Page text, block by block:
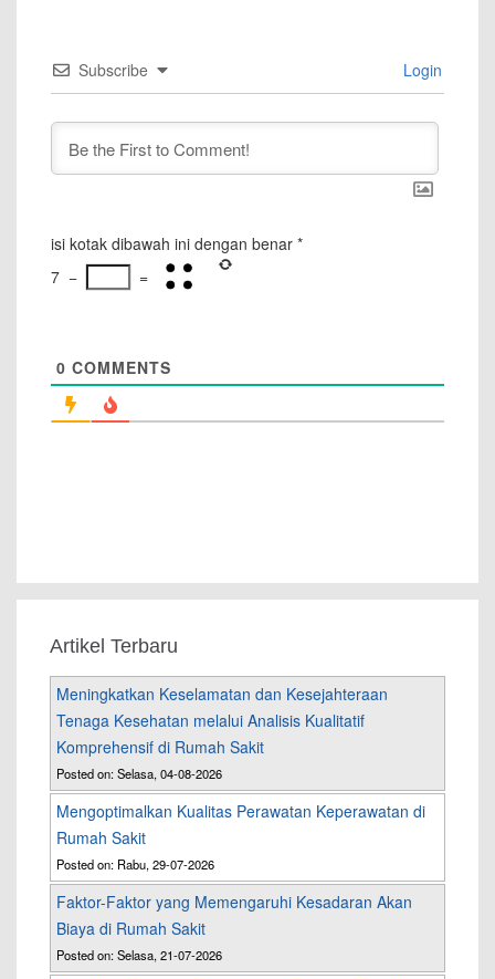
Subscribe Login
isi kotak dibawah ini dengan benar *
7 − =
0 COMMENTS
Artikel Terbaru
Meningkatkan Keselamatan dan Kesejahteraan
Tenaga Kesehatan melalui Analisis Kualitatif
Komprehensif di Rumah Sakit
Posted on: Selasa, 04-08-2026
Mengoptimalkan Kualitas Perawatan Keperawatan di
Rumah Sakit
Posted on: Rabu, 29-07-2026
Faktor-Faktor yang Memengaruhi Kesadaran Akan
Biaya di Rumah Sakit
Posted on: Selasa, 21-07-2026